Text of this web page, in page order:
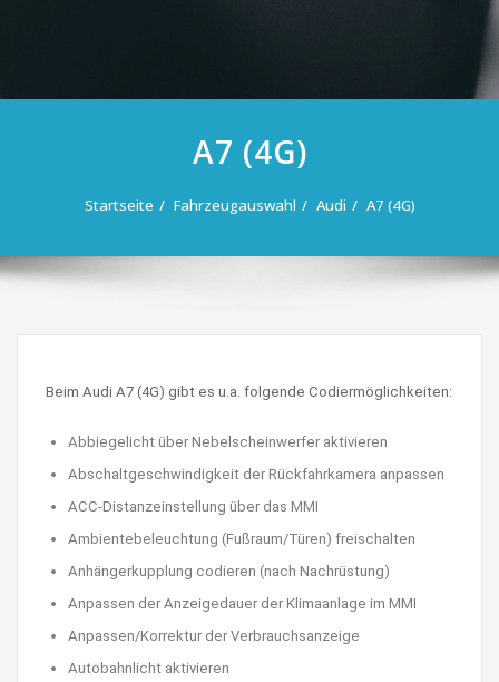
A7 (4G)
Startseite Fahrzeugauswahl Audi A7 (4G)
Beim Audi A7 (4G) gibt es u.a. folgende Codiermöglichkeiten:
Abbiegelicht über Nebelscheinwerfer aktivieren
Abschaltgeschwindigkeit der Rückfahrkamera anpassen
ACC-Distanzeinstellung über das MMI
Ambientebeleuchtung (Fußraum/Türen) freischalten
Anhängerkupplung codieren (nach Nachrüstung)
Anpassen der Anzeigedauer der Klimaanlage im MMI
Anpassen/Korrektur der Verbrauchsanzeige
Autobahnlicht aktivieren